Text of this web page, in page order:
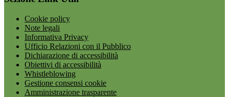
Cookie policy
Note legali
Informativa Privacy
Ufficio Relazioni con il Pubblico
Dichiarazione di accessibilità
Obiettivi di accessibilità
Whistleblowing
Gestione consensi cookie
Amministrazione trasparente